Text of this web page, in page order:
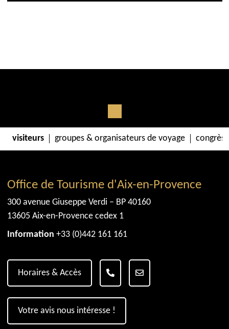
visiteurs groupes & organisateurs de voyage congrès
Office de Tourisme d'Aix-en-Provence
300 avenue Giuseppe Verdi – BP 40160
13605 Aix-en-Provence cedex 1
Information +33 (0)442 161 161
Horaires & Accès
Votre avis nous intéresse !